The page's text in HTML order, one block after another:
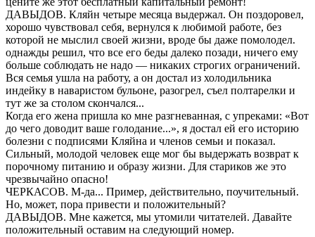
ДАВЫДОВ. Кляйн четыре месяца выдержал. Он поздоровел,
хорошо чувствовал себя, вернулся к любимой работе, без
которой не мыслил своей жизни, вроде бы даже помолодел.
однажды решил, что все его беды далеко позади, ничего ему
больше соблюдать не надо — никаких строгих ограничений.
Вся семья ушла на работу, а он достал из холодильника
индейку в наваристом бульоне, разогрел, съел полтарелки и
тут же за столом скончался...
Когда его жена пришла ко мне разгневанная, с упреками: «Вот
до чего доводит ваше голодание...», я достал ей его историю
болезни с подписями Кляйна и членов семьи и показал.
Сильный, молодой человек еще мог бы выдержать возврат к
порочному питанию и образу жизни. Для стариков же это
чрезвычайно опасно!
ЧЕРКАСОВ. М-да... Пример, действительно, поучительный.
Но, может, пора привести и положительный?
ДАВЫДОВ. Мне кажется, мы утомили читателей. Давайте
положительный оставим на следующий номер.